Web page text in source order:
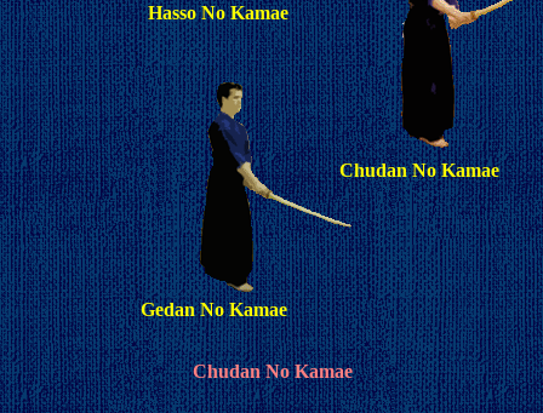
Hasso No Kamae
Chudan No Kamae
Gedan No Kamae
Chudan No Kamae